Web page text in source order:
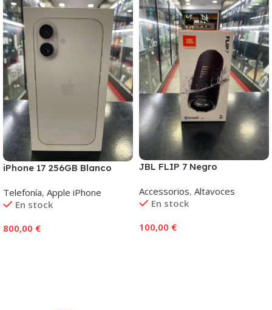
iPhone 17 256GB Blanco
Telefonía, Apple iPhone
En stock
800,00 €
JBL FLIP 7 Negro
Accessorios, Altavoces
En stock
100,00 €